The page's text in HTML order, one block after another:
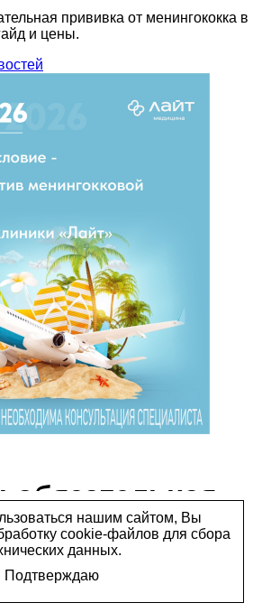
прививка от менингококка в
и цены.
обязательная
менингококка
гайд и